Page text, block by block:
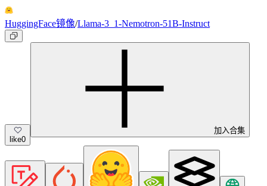
HuggingFace镜像/Llama-3_1-Nemotron-51B-Instruct
like0
加入合集